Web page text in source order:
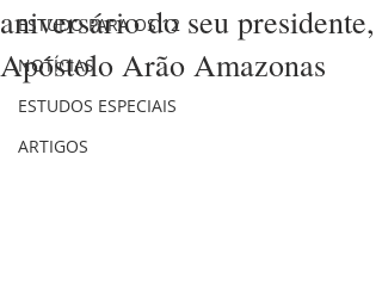
ESTUDO PARA OS 12
NOTÍCIAS
ESTUDOS ESPECIAIS
ARTIGOS
aniversário do seu presidente,
Apóstolo Arão Amazonas